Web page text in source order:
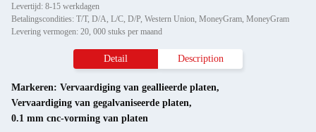
Levertijd: 8-15 werkdagen
Betalingscondities: T/T, D/A, L/C, D/P, Western Union, MoneyGram, MoneyGram
Levering vermogen: 20, 000 stuks per maand
Detail Description
Markeren: Vervaardiging van geallieerde platen,
Vervaardiging van gegalvaniseerde platen,
0.1 mm cnc-vorming van platen